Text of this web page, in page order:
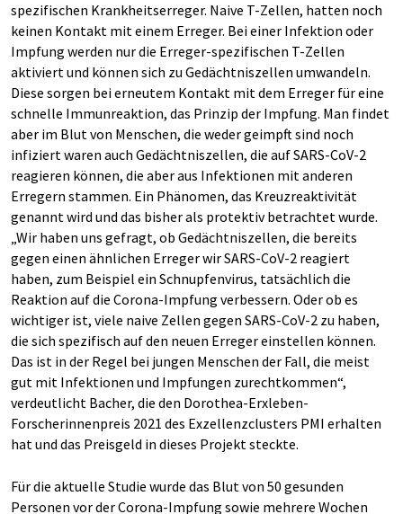
spezifischen Krankheitserreger. Naive T-Zellen, hatten noch
keinen Kontakt mit einem Erreger. Bei einer Infektion oder
Impfung werden nur die Erreger-spezifischen T-Zellen
aktiviert und können sich zu Gedächtniszellen umwandeln.
Diese sorgen bei erneutem Kontakt mit dem Erreger für eine
schnelle Immunreaktion, das Prinzip der Impfung. Man findet
aber im Blut von Menschen, die weder geimpft sind noch
infiziert waren auch Gedächtniszellen, die auf SARS-CoV-2
reagieren können, die aber aus Infektionen mit anderen
Erregern stammen. Ein Phänomen, das Kreuzreaktivität
genannt wird und das bisher als protektiv betrachtet wurde.
„Wir haben uns gefragt, ob Gedächtniszellen, die bereits
gegen einen ähnlichen Erreger wir SARS-CoV-2 reagiert
haben, zum Beispiel ein Schnupfenvirus, tatsächlich die
Reaktion auf die Corona-Impfung verbessern. Oder ob es
wichtiger ist, viele naive Zellen gegen SARS-CoV-2 zu haben,
die sich spezifisch auf den neuen Erreger einstellen können.
Das ist in der Regel bei jungen Menschen der Fall, die meist
gut mit Infektionen und Impfungen zurechtkommen“,
verdeutlicht Bacher, die den Dorothea-Erxleben-
Forscherinnenpreis 2021 des Exzellenzclusters PMI erhalten
hat und das Preisgeld in dieses Projekt steckte.
Für die aktuelle Studie wurde das Blut von 50 gesunden
Personen vor der Corona-Impfung sowie mehrere Wochen